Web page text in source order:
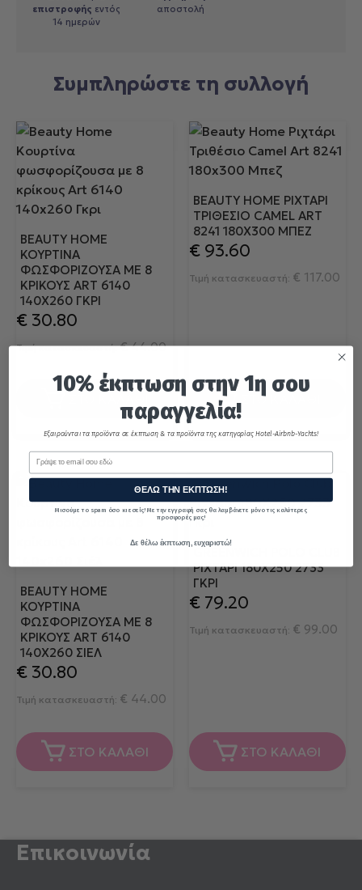
επιστροφής εντός
14 ημερών
αποστολή
Συμπληρώστε τη συλλογή
BEAUTY HOME
ΚΟΥΡΤΊΝΑ
ΦΩΣΦΟΡΊΖΟΥΣΑ ΜΕ 8
ΚΡΊΚΟΥΣ ART 6140
140X260 ΓΚΡΙ
€ 30.80
Τιμή κατασκευαστή:€44.00
BEAUTY HOME ΡΙΧΤΆΡΙ
ΤΡΙΘΈΣΙΟ CAMEL ART
8241 180X300 ΜΠΕΖ
€93.60
Τιμή κατασκευαστή: € 117.00
ΣΤΟ ΚΑΛΑΘΙ
BEAUTY HOME
ΚΟΥΡΤΊΝΑ
ΦΩΣΦΟΡΊΖΟΥΣΑ ΜΕ 8
ΚΡΊΚΟΥΣ ART 6140
140X260 ΣΙΈΛ
€ 30.80
Τιμή κατασκευαστή: € 44.00
ΣΤΟ ΚΑΛΑΘΙ
ΡΙΧΤΑΡΙ 180Χ250 2733
ΓΚΡΙ
€79.20
Τιμή κατασκευαστή: € 99.00
ΣΤΟ ΚΑΛΑΘΙ
Επικοινωνία
10% έκπτωση στην 1η σου
παραγγελία!
Εξαιρούνται τα προϊόντα σε έκπτωση & τα προϊόντα της κατηγορίας Hotel-Airbnb-Yachts!
Email
ΘΕΛΩ ΤΗΝ ΕΚΠΤΩΣΗ!
Μισούμε το spam όσο κι εσείς! Με την εγγραφή σας θα λαμβάνετε μόνο τις καλύτερες
προσφορές μας!
Δε θέλω έκπτωση, ευχαριστώ!